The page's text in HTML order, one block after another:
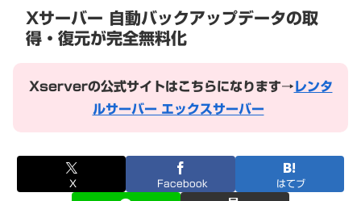
Xサーバー 自動バックアップデータの取
得・復元が完全無料化
Xserverの公式サイトはこちらになります→ レンタ
ルサーバー エックスサーバー
X Facebook はてブ